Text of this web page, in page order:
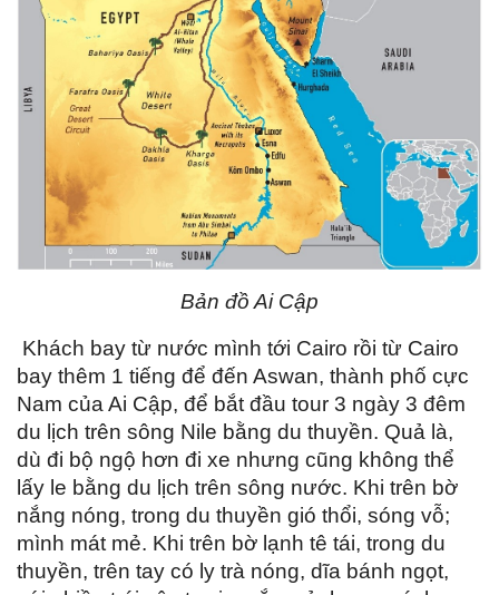
Bản đồ Ai Cập
Khách bay từ nước mình tới Cairo rồi từ Cairo
bay thêm 1 tiếng để đến Aswan, thành phố cực
Nam của Ai Cập, để bắt đầu tour 3 ngày 3 đêm
du lịch trên sông Nile bằng du thuyền. Quả là,
dù đi bộ ngộ hơn đi xe nhưng cũng không thể
lấy le bằng du lịch trên sông nước. Khi trên bờ
nắng nóng, trong du thuyền gió thổi, sóng vỗ;
mình mát mẻ. Khi trên bờ lạnh tê tái, trong du
thuyền, trên tay có ly trà nóng, dĩa bánh ngọt,